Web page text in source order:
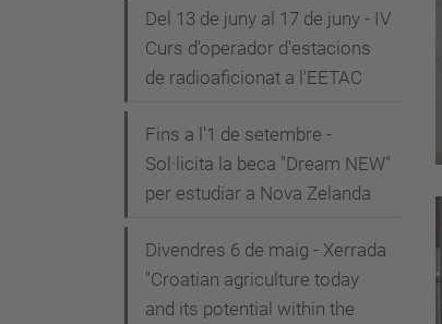
Del 13 de juny al 17 de juny - IV
Curs d'operador d'estacions
de radioaficionat a l'EETAC
Fins a l'1 de setembre -
Sol·licita la beca "Dream NEW"
per estudiar a Nova Zelanda
Divendres 6 de maig - Xerrada
"Croatian agriculture today
and its potential within the